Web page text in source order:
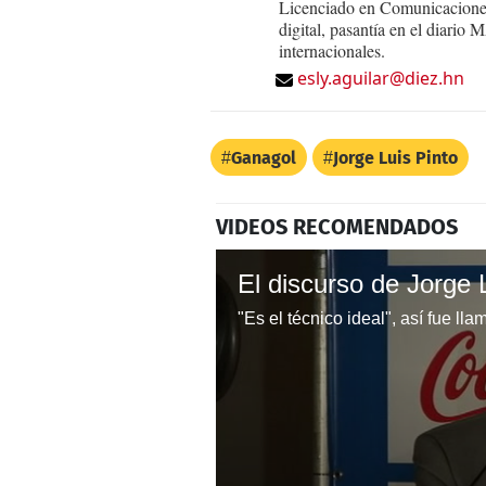
Licenciado en
digital, pasantía en el diario
internacionales.
esly.aguilar@diez.hn
Ganagol Jorge Luis Pinto
VIDEOS RECOMENDADOS